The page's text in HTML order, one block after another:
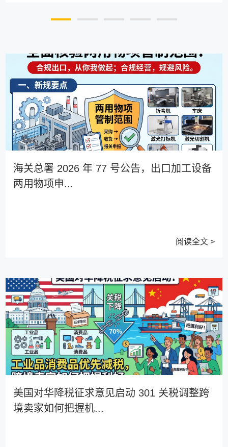
海关总署 2026 年 77 号公告，出口加工设备
两用物项申...
阅读全文 >
美国对华降税征求意见启动 301 关税调整跨
境卖家如何把握机...